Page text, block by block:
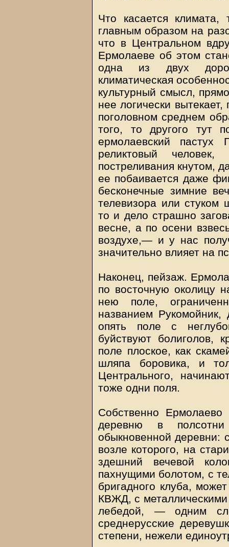
Что касается
главным образом на
что в Центральном
Ермолаеве об этом
одна из двух
климатическая
культурный смысл,
нее логически вытекает,
поголовном среднем
того, то другого тут
ермолаевский
реликтовый
постреливания кнутом,
ее побаивается даже
бесконечные зимние
телевизора или стуком
то и дело страшно
весне, а по осени
воздухе,— и у нас
значительно влияет на
Наконец, пейзаж.
по восточную околицу
нею поле,
названием
опять поле с
буйствуют болиголов,
поле плоское, как
шляпа боровика, и
Центрального,
тоже одни поля.
Собственно Ермолаево
деревню в
обыкновенной деревни:
возле которого, на
здешний вечевой
пахнущими болотом, с
бригадного клуба,
КВЖД, с
лебедой, — одним
среднерусские
степени, нежели